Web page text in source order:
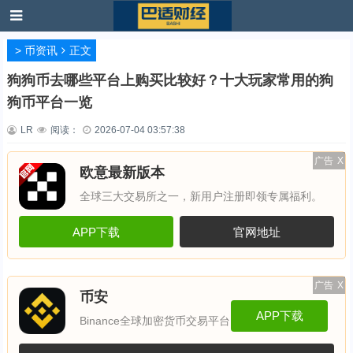
> 币资讯 正文
狗狗币去哪些平台上购买比较好？十大玩家常用的狗
狗币平台一览
LR 阅读： 2026-07-04 03:57:38
广告 X
欧意最新版本
全球三大交易所之一，新用户注册即领专属福利。
APP下载 官网地址
广告 X
币安
Binance全球加密货币交易平台 APP下载